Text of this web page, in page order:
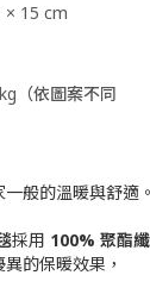
× 15 cm
（依圖案不同
般的溫暖與舒適。
採用 100% 聚酯
的保暖效果，